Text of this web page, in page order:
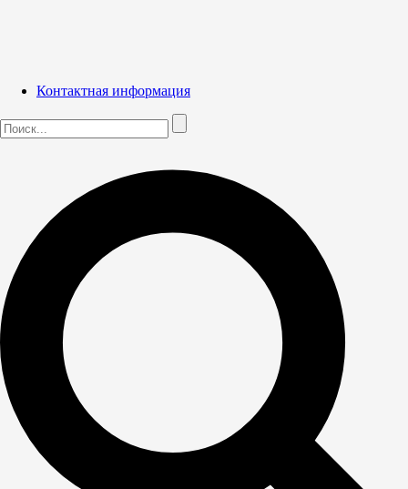
Контактная информация